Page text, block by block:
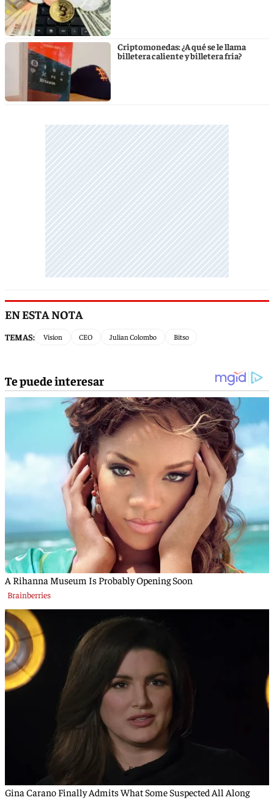
Criptomonedas: ¿A qué se le llama
billetera caliente y billetera fría?
EN ESTA NOTA
TEMAS: Vision CEO Julian Colombo Bitso